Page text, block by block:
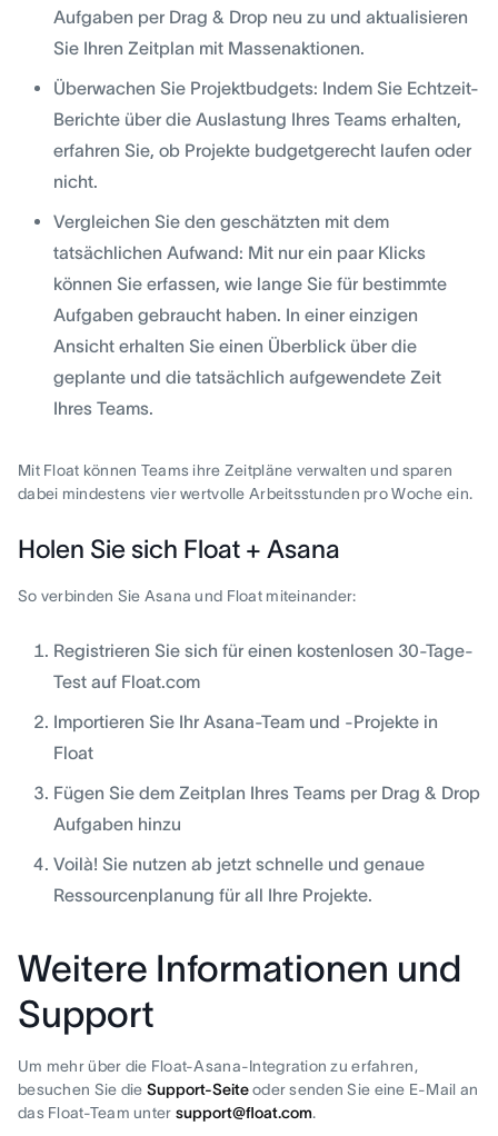
Aufgaben per Drag & Drop neu zu und aktualisieren
Sie Ihren Zeitplan mit Massenaktionen.
Überwachen Sie Projektbudgets: Indem Sie Echtzeit-
Berichte über die Auslastung Ihres Teams erhalten,
erfahren Sie, ob Projekte budgetgerecht laufen oder
nicht.
Vergleichen Sie den geschätzten mit dem
tatsächlichen Aufwand: Mit nur ein paar Klicks
können Sie erfassen, wie lange Sie für bestimmte
Aufgaben gebraucht haben. In einer einzigen
Ansicht erhalten Sie einen Überblick über die
geplante und die tatsächlich aufgewendete Zeit
Ihres Teams.
Mit Float können Teams ihre Zeitpläne verwalten und sparen
dabei mindestens vier wertvolle Arbeitsstunden pro Woche ein.
Holen Sie sich Float + Asana
So verbinden Sie Asana und Float miteinander:
Registrieren Sie sich für einen kostenlosen 30-Tage-
Test auf Float.com
Importieren Sie Ihr Asana-Team und -Projekte in
Float
Fügen Sie dem Zeitplan Ihres Teams per Drag & Drop
Aufgaben hinzu
Voilà! Sie nutzen ab jetzt schnelle und genaue
Ressourcenplanung für all Ihre Projekte.
Weitere Informationen und
Support
Um mehr über die Float-Asana-Integration zu erfahren,
besuchen Sie die Support-Seiteoder senden Sie eine E-Mail an
das Float-Team unter support@float.com.